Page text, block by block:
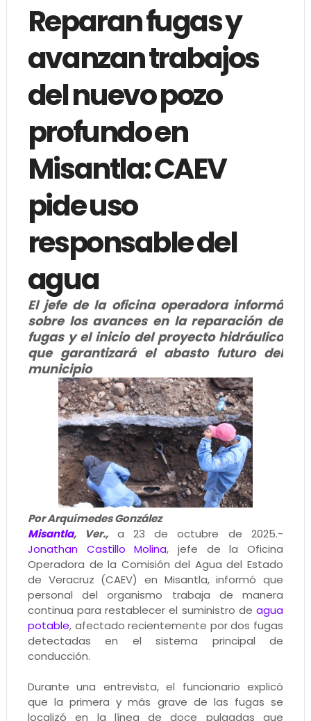
Reparan fugas y
avanzan trabajos
del nuevo pozo
profundo en
Misantla: CAEV
pide uso
responsable del
agua
El jefe de la oficina operadora informó
sobre los avances en la reparación de
fugas y el inicio del proyecto hidráulico
que garantizará el abasto futuro del
municipio
Por Arquímedes González
Misantla, Ver., a 23 de octubre de 2025.-
Jonathan Castillo Molina, jefe de la Oficina
Operadora de la Comisión del Agua del Estado
de Veracruz (CAEV) en Misantla, informó que
personal del organismo trabaja de manera
continua para restablecer el suministro deagua
potable, afectado recientemente por dos fugas
detectadas en el sistema principal de
conducción.
Durante una entrevista, el funcionario explicó
que la primera y más grave de las fugas se
localizó en la línea de doce pulgadas que